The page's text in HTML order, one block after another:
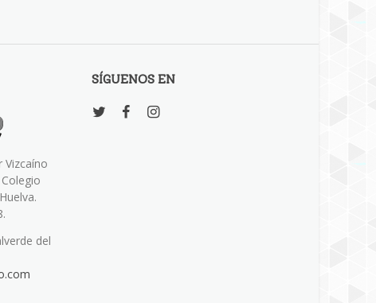
Vizcaíno
del
SÍGUENOS EN